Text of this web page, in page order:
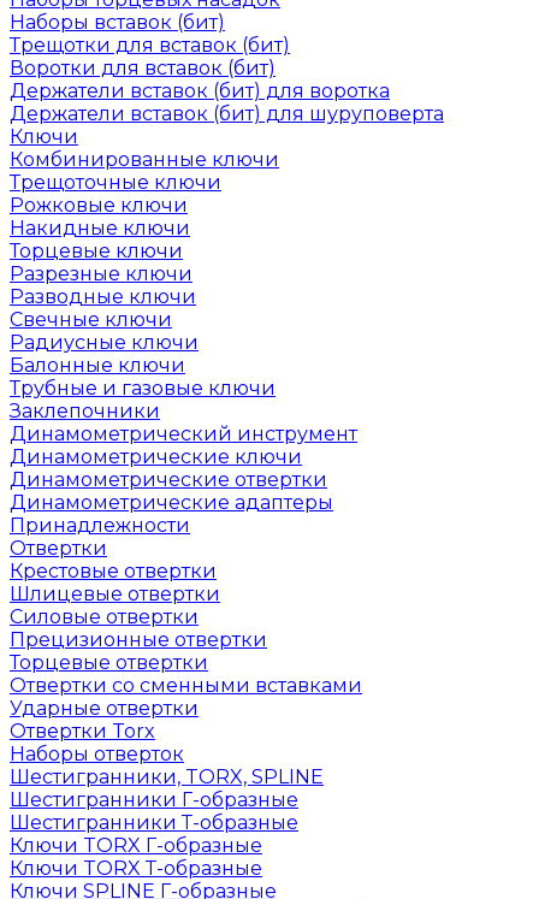
Наборы вставок (бит)
Трещотки для вставок (бит)
Воротки для вставок (бит)
Держатели вставок (бит) для воротка
Держатели вставок (бит) для шуруповерта
Ключи
Комбинированные ключи
Трещоточные ключи
Рожковые ключи
Накидные ключи
Торцевые ключи
Разрезные ключи
Разводные ключи
Свечные ключи
Радиусные ключи
Балонные ключи
Трубные и газовые ключи
Заклепочники
Динамометрический инструмент
Динамометрические ключи
Динамометрические отвертки
Динамометрические адаптеры
Принадлежности
Отвертки
Крестовые отвертки
Шлицевые отвертки
Силовые отвертки
Прецизионные отвертки
Торцевые отвертки
Отвертки со сменными вставками
Ударные отвертки
Отвертки Torx
Наборы отверток
Шестигранники, TORX, SPLINE
Шестигранники Г-образные
Шестигранники Т-образные
Ключи TORX Г-образные
Ключи TORX Т-образные
Ключи SPLINE Г-образные